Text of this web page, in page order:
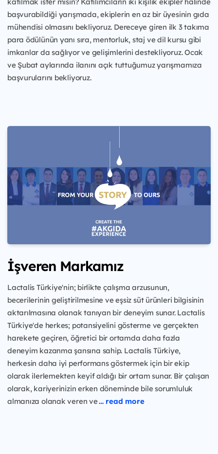
başvurabildiği yarışmada, ekiplerin en az bir üyesinin gıda
mühendisi olmasını bekliyoruz. Dereceye giren ilk 3 takıma
para ödülünün yanı sıra, mentorluk, staj ve dil kursu gibi
imkanlar da sağlıyor ve gelişimlerini destekliyoruz. Ocak
ve Şubat aylarında ilanını açık tuttuğumuz yarışmamıza
başvurularını bekliyoruz.
İşveren Markamız
Lactalis Türkiye'nin; birlikte çalışma arzusunun,
becerilerinin geliştirilmesine ve eşsiz süt ürünleri bilgisinin
aktarılmasına olanak tanıyan bir deneyim sunar. Lactalis
Türkiye'de herkes; potansiyelini gösterme ve gerçekten
harekete geçiren, öğretici bir ortamda daha fazla
deneyim kazanma şansına sahip. Lactalis Türkiye,
herkesin daha iyi performans göstermek için bir ekip
olarak ilerlemekten keyif aldığı bir ortam sunar. Bir çalışan
olarak, kariyerinizin erken döneminde bile sorumluluk
almanıza olanak veren ve… read more